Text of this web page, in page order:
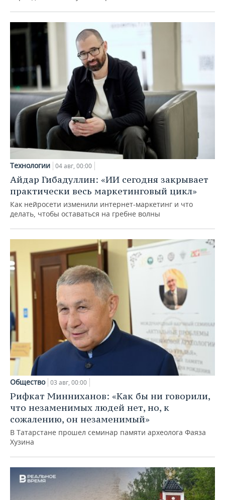
Технологии 04 авг, 00:00
Айдар Гибадуллин: «ИИ сегодня закрывает
практически весь маркетинговый цикл»
Как нейросети изменили интернет-маркетинг и что
делать, чтобы оставаться на гребне волны
Общество 03 авг, 00:00
Рифкат Минниханов: «Как бы ни говорили,
что незаменимых людей нет, но, к
сожалению, он незаменимый»
В Татарстане прошел семинар памяти археолога Фаяза
Хузина